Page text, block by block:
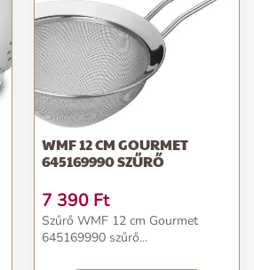
WMF 12 CM GOURMET
645169990 SZŰRŐ
7 390 Ft
Szűrő WMF 12 cm Gourmet
645169990 szűrő...